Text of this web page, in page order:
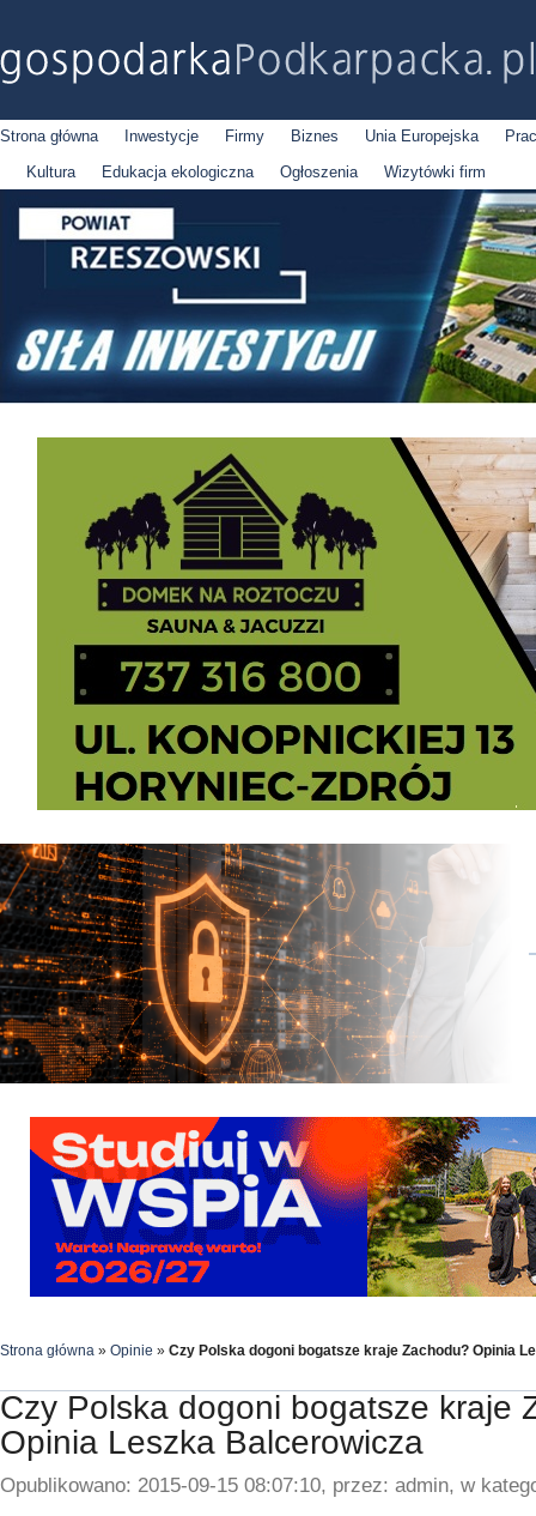
Strona główna Inwestycje Firmy Biznes Unia Europejska
Kultura
Edukacja ekologiczna Ogłoszenia Wizytówki firm
Strona główna » Opinie » Czy Polska dogoni bogatsze kraje Zachodu? Opinia
Czy Polska dogoni bogatsze kraje
Opinia Leszka Balcerowicza
Opublikowano: 2015-09-15 08:07:10, przez: admin, w